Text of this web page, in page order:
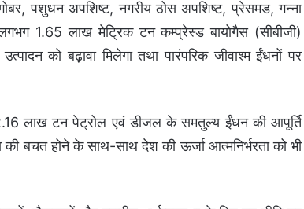
पशुधन अपशिष्ट, नगरीय ठोस अपशिष्ट, प्रेसमड, गन्ना
1.65 लाख मेट्रिक टन कम्प्रेस्ड बायोगैस (सीबीजी)
को बढ़ावा मिलेगा तथा पारंपरिक जीवाश्म ईंधनों पर
लाख टन पेट्रोल एवं डीजल के समतुल्य ईंधन की आपूर्ति
बचत होने के साथ-साथ देश की ऊर्जा आत्मनिर्भरता को भी